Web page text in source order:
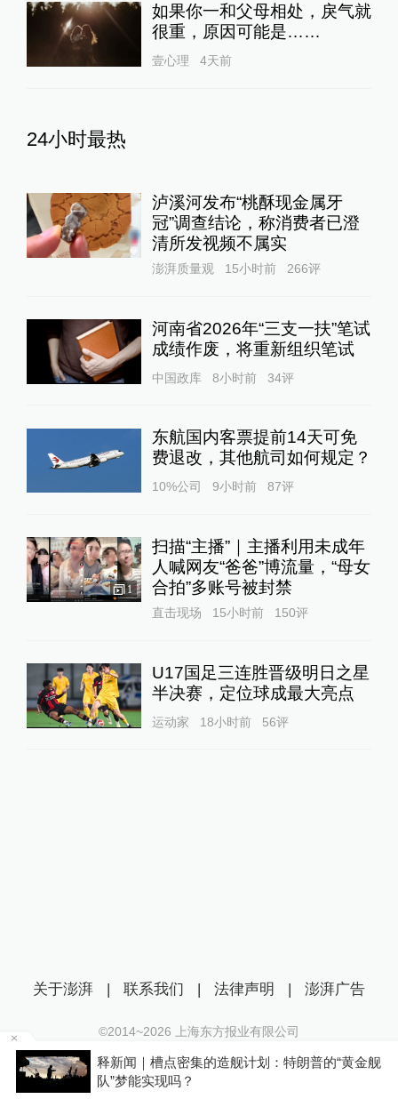
如果你一和父母相处，戾气就
很重，原因可能是……
壹心理 4天前
24小时最热
泸溪河发布“桃酥现金属牙
冠”调查结论，称消费者已澄
清所发视频不属实
澎湃质量观 15小时前 266评
河南省2026年“三支一扶”笔试
成绩作废，将重新组织笔试
中国政库 8小时前 34评
东航国内客票提前14天可免
费退改，其他航司如何规定？
10%公司 9小时前 87评
1
扫描“主播”｜主播利用未成年
人喊网友“爸爸”博流量，“母女
合拍”多账号被封禁
直击现场 15小时前 150评
U17国足三连胜晋级明日之星
半决赛，定位球成最大亮点
运动家 18小时前 56评
女子称丰胸术9个月后确诊乳腺癌，医美机构：
手术不可能引发癌症，建议走司法途径
关于澎湃 | 联系我们 | 法律声明 | 澎湃广告
©2014~2026 上海东方报业有限公司
沪ICP证：沪B2-20170116 | 沪ICP备14003370号
互联网新闻信息服务许可证：31120170006